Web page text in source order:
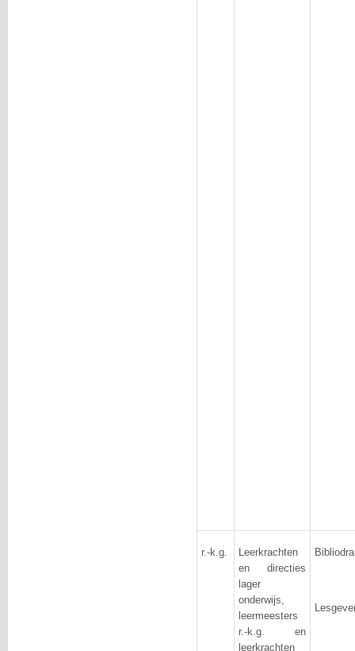
r.-k.g.
Leerkrachten
en directies
lager
onderwijs,
leermeesters
r.-k.g. en
leerkrachten